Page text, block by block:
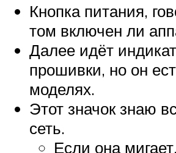
Кнопка питания,
том включен ли
Далее идёт
прошивки, но он
моделях.
Этот значок знаю
сеть.
Если она